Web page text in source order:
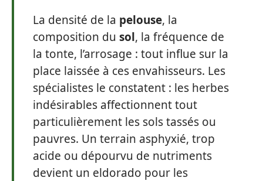
La densité de la pelouse, la
composition du sol, la fréquence de
la tonte, l’arrosage : tout influe sur la
place laissée à ces envahisseurs. Les
spécialistes le constatent : les herbes
indésirables affectionnent tout
particulièrement les sols tassés ou
pauvres. Un terrain asphyxié, trop
acide ou dépourvu de nutriments
devient un eldorado pour les